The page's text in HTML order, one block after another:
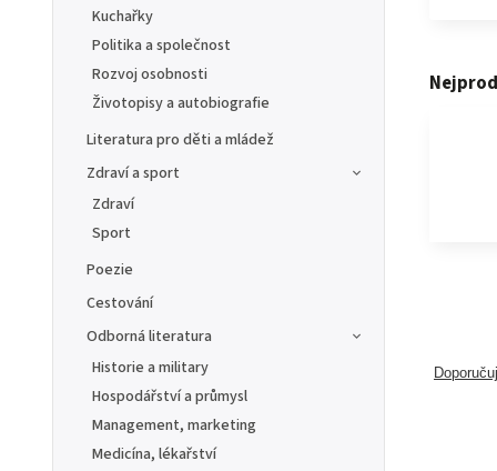
Kuchařky
Politika a společnost
Rozvoj osobnosti
Životopisy a autobiografie
Literatura pro děti a mládež
Zdraví a sport
Zdraví
Sport
Poezie
Cestování
Odborná literatura
Historie a military
Hospodářství a průmysl
Management, marketing
Medicína, lékařství